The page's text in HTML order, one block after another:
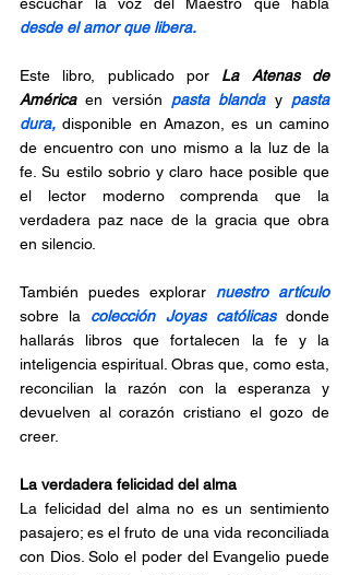
desde el amor que libera.
Este libro, publicado por La Atenas de
América en versión pasta blanda y pasta
dura, disponible en Amazon,
es un camino
de encuentro con uno mismo a la luz de la
fe. Su estilo sobrio y claro hace posible que
el lector moderno comprenda que la
verdadera paz nace de la gracia que obra
en silencio.
También puedes explorar
nuestro artículo
sobre la colección Joyas católicas donde
hallarás libros que fortalecen la fe y la
inteligencia espiritual. Obras que, como esta,
reconcilian la razón con la esperanza y
devuelven al corazón cristiano el gozo de
creer.
La verdadera felicidad del alma
La felicidad del alma no es un sentimiento
pasajero; es el fruto de una vida reconciliada
con Dios. Solo el poder del Evangelio puede